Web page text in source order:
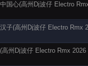
国心(高州Dj波仔 Electro
子(高州Dj波仔 Electro Rmx
高州Dj波仔 Electro Rmx 2026